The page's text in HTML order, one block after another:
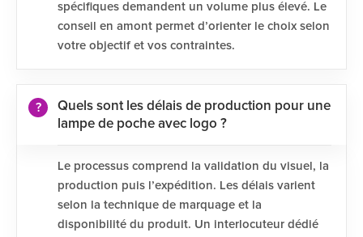
spécifiques demandent un volume plus élevé. Le
conseil en amont permet d’orienter le choix selon
votre objectif et vos contraintes.
Quels sont les délais de production pour une
lampe de poche avec logo ?
Le processus comprend la validation du visuel, la
production puis l’expédition. Les délais varient
selon la technique de marquage et la
disponibilité du produit. Un interlocuteur dédié